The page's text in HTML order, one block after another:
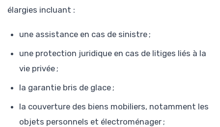
élargies incluant :
une assistance en cas de sinistre ;
une protection juridique en cas de litiges liés à la
vie privée ;
la garantie bris de glace ;
la couverture des biens mobiliers, notamment les
objets personnels et électroménager ;